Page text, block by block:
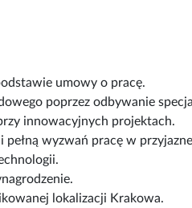
umowy o pracę.
poprzez odbywanie
innowacyjnych projektach.
wyzwań pracę w
lokalizacji Krakowa.